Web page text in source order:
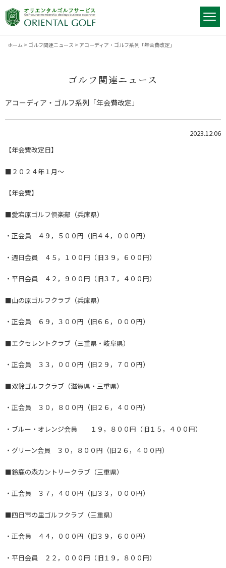
ホーム > ゴルフ関連ニュース > アコーディア・ゴルフ系列「年会費改定」
ゴルフ関連ニュース
アコーディア・ゴルフ系列「年会費改定」
2023.12.06
【年会費改定日】
■２０２４年１月～
【年会費】
■愛宕原ゴルフ倶楽部（兵庫県）
・正会員 ４９，５００円（旧４４，０００円）
・週日会員 ４５，１００円（旧３９，６００円）
・平日会員 ４２，９００円（旧３７，４００円）
■山の原ゴルフクラブ（兵庫県）
・正会員 ６９，３００円（旧６６，０００円）
■エクセレントクラブ（三重県・岐阜県）
・正会員 ３３，０００円（旧２９，７００円）
■双鈴ゴルフクラブ（滋賀県・三重県）
・正会員 ３０，８００円（旧２６，４００円）
・ブルー・オレンジ会員 １９，８００円（旧１５，４００円）
・グリーン会員 ３０，８００円（旧２６，４００円）
■鈴鹿の森カントリークラブ（三重県）
・正会員 ３７，４００円（旧３３，０００円）
■四日市の里ゴルフクラブ（三重県）
・正会員 ４４，０００円（旧３９，６００円）
・平日会員 ２２，０００円（旧１９，８００円）